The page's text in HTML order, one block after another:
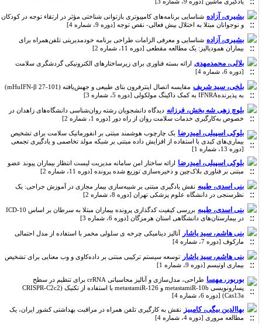
بشیری، آزاده شناسایی برنامه‌های کامپیوتری بازتوانی شناختی مؤثر در ارتقاء توجه در کودکان
و نوجوانان مبتلا به اختلال بیش فعالی- نقص توجه [دوره 9، شماره 4]
بشیری، آزاده شناسایی و معرفی الزامات طراحی برنامه خودمدیریتی تلفن‌همراه برای
بیماران همودیالیز: یک مطالعه مقطعی [دوره 11، شماره 2]
بلالی، محمدمهدی ارائه بسته فناوری برای زیرساختارهای الکترونیکی گردشگری سلامت
[دوره 6، شماره 4]
بلخی، سید شریف
مقایسه اتصال اینترفرون ‌بتای طبیعی و جهش‌یافته (mHuIFN-β 27-101)
به پذیرندهIFNRA به کمک داکینگ مولکولی [دوره 5، شماره 3]
بلوچ زهی شه بخش، فرزانه
دیدگاه دانشجویان رشته روان‌شناسی دانشگاه‌های زاهدان در
خصوص به‌کارگیری خدمات سلامت روان از راه دور [دوره 1، شماره 2]
بلوکی اسپیلی، امیدرضا یک چارچوب هوشمند مبتنی بر انفورماتیک سلامت برای تشخیص
بیماری‌های کبدی با استفاده از افزایش داده مبتنی بر شبکه مولد تخاصمی و یادگیری تجمعی
[دوره 13، شماره 1]
بلوکی اسپیلی، امیدرضا ارائه ساختار امن سامانه مدیریت لیست انتظار بیماران پیوند عضو
مبتنی بر فناوری بلاک‌چین و ذخیره‌سازی توزیع شده پرونده [دوره 11، شماره 2]
بنی اسدی، طیبه نقش یادگیری مبتنی بر شبیه‌سازی بیمار مجازی در آموزش جراحی: یک
نظرسنجی در دانشگاه علوم پزشکی تهران [دوره 8، شماره 2]
بنی اسدی، طیبه
بررسی کیفیت کدگذاری پرونده بیماران مبتلا به سرطان بر اساس ICD-10
در بیمارستان‌های دانشگاهی استان هرمزگان [دوره 6، شماره 3]
بنی هاشم، سید یاشار آنالیز دینامیکی چرخه ی سلولی مخمر با استفاده از مدل احتمالی
مارکوف [دوره 7، شماره 4]
بنی هاشم، سید یاشار توسعه سیستم ترکیبی مبتنی بر داده‌کاوی و وب معنایی برای تشخیص
بیماری اوتیسم [دوره 9، شماره 1]
بوربور، مهسا
طراحی، مدل‌سازی و آنالیز محاسباتی crRNA برای تنظیم در سطح
پسارونویسی metastamiR-10b و metastamiR-126 با استفاده از تکنیک (CRISPR-C2c2
(Cas13a [دوره 6، شماره 4]
بهاالدین بیگی، کامبیز نقش به کارگیری تلفن همراه در مراقبت بهداشتی کشور ایران، یک
مطالعه مروری [دوره 4، شماره 4]